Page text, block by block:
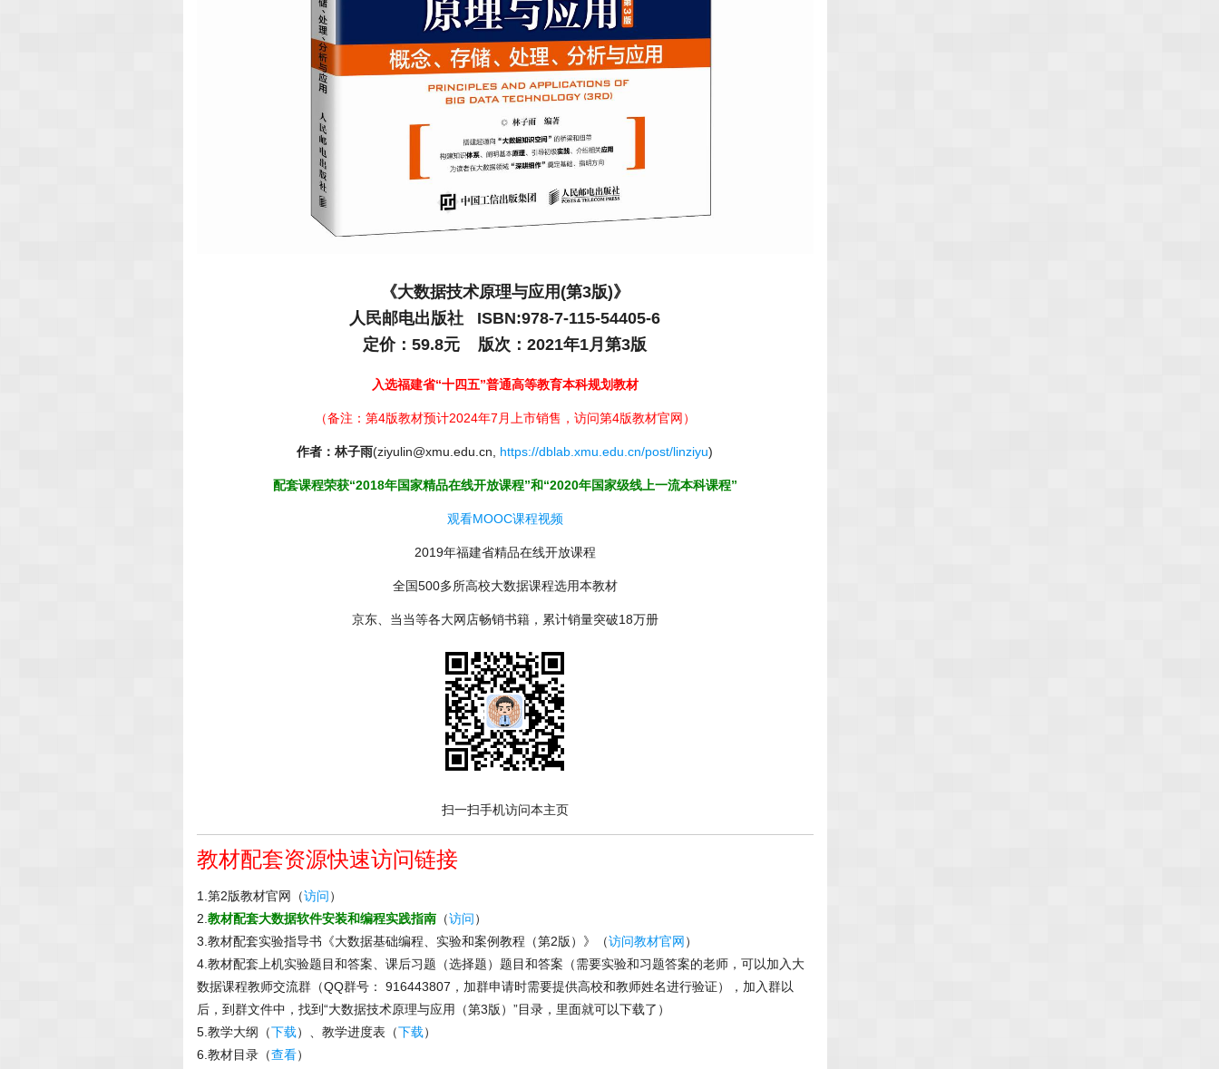
《大数据技术原理与应用(第3版)》
人民邮电出版社 ISBN:978-7-115-54405-6
定价：59.8元 版次：2021年1月第3版
入选福建省“十四五”普通高等教育本科规划教材
（备注：第4版教材预计2024年7月上市销售， 访问第4版教材官网）
作者：林子雨(ziyulin@xmu.edu.cn, https://dblab.xmu.edu.cn/post/linziyu)
配套课程荣获“2018年国家精品在线开放课程”和“2020年国家级线上一流本科课程”
观看MOOC课程视频
2019年福建省精品在线开放课程
全国500多所高校大数据课程选用本教材
京东、当当等各大网店畅销书籍，累计销量突破18万册
扫一扫手机访问本主页
教材配套资源快速访问链接
1.第2版教材官网（访问）
2. 教材配套大数据软件安装和编程实践指南 （访问）
3.教材配套实验指导书《大数据基础编程、实验和案例教程（第2版）》（访问教材官网）
4.教材配套上机实验题目和答案、课后习题（选择题）题目和答案（需要实验和习题答案的老师，可以加入大
数据课程教师交流群（QQ群号： 916443807，加群申请时需要提供高校和教师姓名进行验证），加入群以
后，到群文件中，找到“大数据技术原理与应用（第3版）”目录，里面就可以下载了）
5.教学大纲（下载）、教学进度表（下载）
6.教材目录（查看）